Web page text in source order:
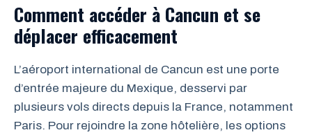
Comment accéder à Cancun et se
déplacer efficacement
L’aéroport international de Cancun est une porte
d’entrée majeure du Mexique, desservi par
plusieurs vols directs depuis la France, notamment
Paris. Pour rejoindre la zone hôtelière, les options